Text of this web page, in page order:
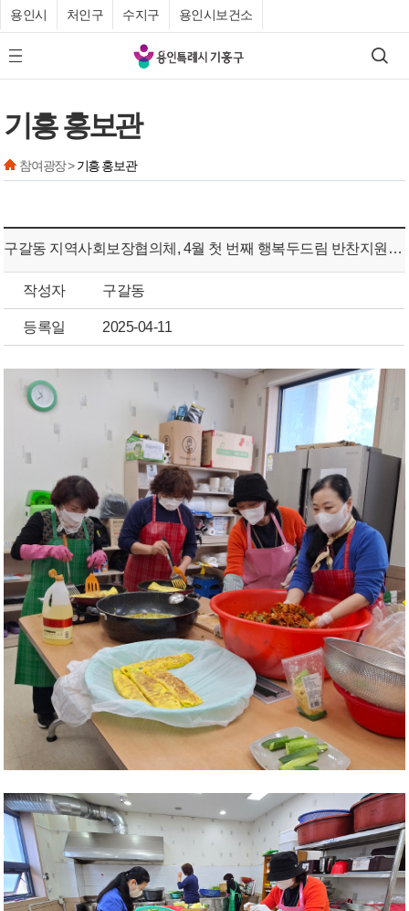
용인시 처인구 수지구 용인시보건소
모바일 메뉴 버튼
기
흥
청
검색
기흥 홍보관
참여광장 >기흥 홍보관
구갈동 지역사회보장협의체, 4월 첫 번째 행복두드림 반찬지원 사업
작성자 구갈동
등록일 2025-04-11